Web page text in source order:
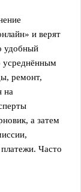
и верят
удобный
усреднённым
ремонт,
на
а затем
Часто